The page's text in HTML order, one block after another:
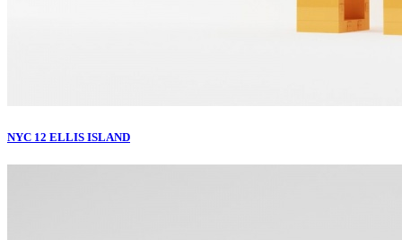
NYC 12 ELLIS ISLAND